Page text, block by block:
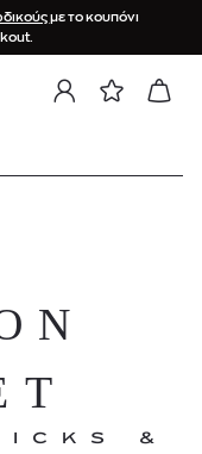
με το κουπόνι
&